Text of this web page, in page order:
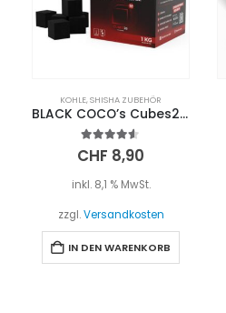
KOHLE,SHISHA ZUBEHÖR
BLACK COCO’s Cubes26 1kg
4.50out of 5
CHF 8,90
inkl. 8,1 % MwSt.
zzgl.Versandkosten
IN DEN WARENKORB